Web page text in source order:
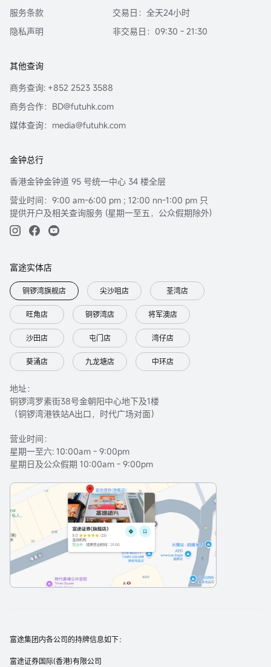
分析员确认分析员本人及其有联系者均没有在研究报告发出前30 日内及在研究
报告发出后3个营业日内交易报告内所述的上市法团及其相关证券。
报告作者为香港证监会持牌人士，分析员本人或其有联系者并未担任本研究报
本报告中，富途证券并无持有该上市公司市值的1％或以上的任何财务权益，在
过去12个月内与该公司并无投资银行关系。本公司员工均非该上市公司的雇
员。
法则，规定，或其它注册或发牌的规例。本报告不是旨在向该等司法管辖区或
国家的任何人或实体分发或由其使用。
此处包含的信息是基于富途证券认为之准确的来源。富途证券（或其附属公司
或员工）可能在相关投资产品中拥有头寸及交易。 富途集团及/或相关人士对投
资者因使用本报告或依赖其所载资讯而引起的一切可能损失，概不承担任何法
律责任。
明。
本报告以中英文书写，两种文本具同等效力。若两种文本有矛盾之处，则应以
英文版本为准。
服务条款
隐私声明
交易日：全天24小时
非交易日：09:30 - 21:30
其他查询
商务查询: +852 2523 3588
商务合作：BD@futuhk.com
媒体查询：media@futuhk.com
金钟总行
香港金钟金钟道 95 号统一中心 34 楼全层
营业时间：9:00 am-6:00 pm ; 12:00 nn-1:00 pm 只
提供开户及相关查询服务 (星期一至五，公众假期除外)
富途实体店
铜锣湾旗舰店 尖沙咀店 荃湾店
旺角店 铜锣湾店 将军澳店
沙田店 屯门店 湾仔店
葵涌店 九龙塘店 中环店
地址：
铜锣湾罗素街38号金朝阳中心地下及1楼
（铜锣湾港铁站A出口，时代广场对面）
营业时间：
星期一至六: 10:00am - 9:00pm
星期日及公众假期 10:00am - 9:00pm
富途集团内各公司的持牌信息如下：
富途证券国际(香港)有限公司